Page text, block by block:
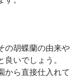
の胡蝶蘭の由来や
いでしょう。
から直接仕入れて